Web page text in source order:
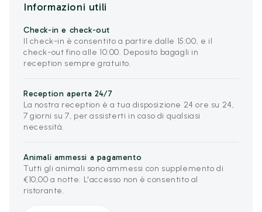
Informazioni utili
Check-in e check-out
Il check-in è consentito a partire dalle 15:00, e il
check-out fino alle 10:00. Deposito bagagli in
reception sempre gratuito.
Reception aperta 24/7
La nostra reception è a tua disposizione 24 ore su 24,
7 giorni su 7, per assisterti in caso di qualsiasi
necessità.
Animali ammessi a pagamento
Tutti gli animali sono ammessi con supplemento di
€10,00 a notte. L'accesso non è consentito al
ristorante.